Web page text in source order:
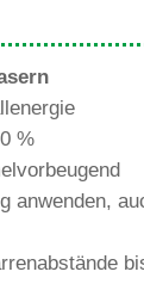
%
anwenden,